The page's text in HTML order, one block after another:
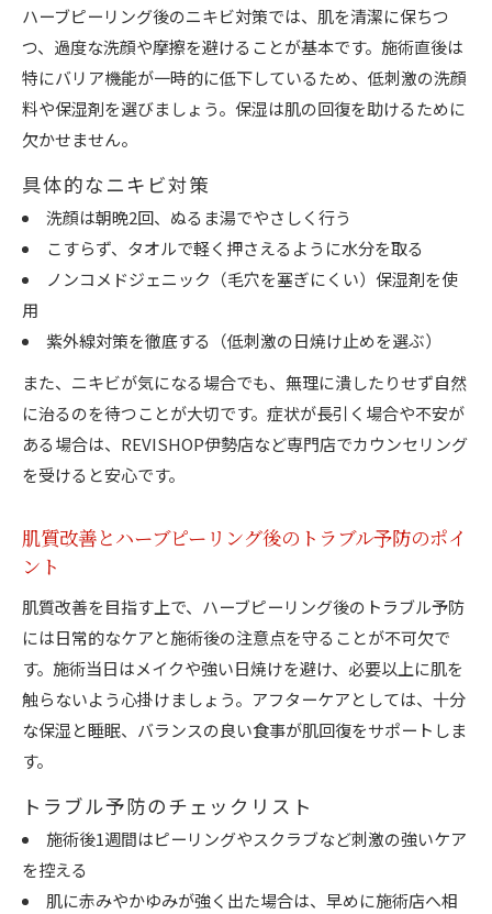
ハーブピーリング後のニキビ対策では、肌を清潔に保ちつ
つ、過度な洗顔や摩擦を避けることが基本です。施術直後は
特にバリア機能が一時的に低下しているため、低刺激の洗顔
料や保湿剤を選びましょう。保湿は肌の回復を助けるために
欠かせません。
具体的なニキビ対策
洗顔は朝晩2回、ぬるま湯でやさしく行う
こすらず、タオルで軽く押さえるように水分を取る
ノンコメドジェニック（毛穴を塞ぎにくい）保湿剤を使
用
紫外線対策を徹底する（低刺激の日焼け止めを選ぶ）
また、ニキビが気になる場合でも、無理に潰したりせず自然
に治るのを待つことが大切です。症状が長引く場合や不安が
ある場合は、REVISHOP伊勢店など専門店でカウンセリング
を受けると安心です。
肌質改善とハーブピーリング後のトラブル予防のポイ
ント
肌質改善を目指す上で、ハーブピーリング後のトラブル予防
には日常的なケアと施術後の注意点を守ることが不可欠で
す。施術当日はメイクや強い日焼けを避け、必要以上に肌を
触らないよう心掛けましょう。アフターケアとしては、十分
な保湿と睡眠、バランスの良い食事が肌回復をサポートしま
す。
トラブル予防のチェックリスト
施術後1週間はピーリングやスクラブなど刺激の強いケア
を控える
肌に赤みやかゆみが強く出た場合は、早めに施術店へ相